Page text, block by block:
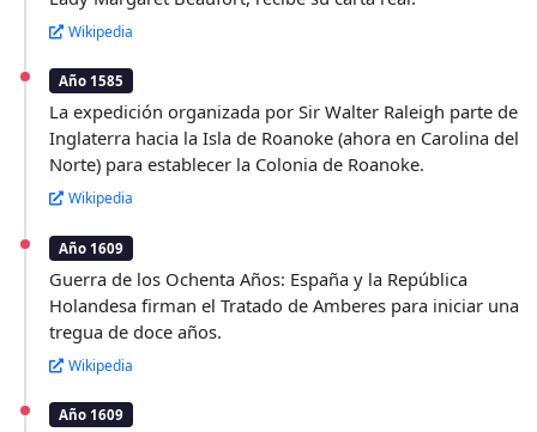
Wikipedia
Año 1585
La expedición organizada por Sir Walter Raleigh parte de
Inglaterra hacia la Isla de Roanoke (ahora en Carolina del
Norte) para establecer la Colonia de Roanoke.
Wikipedia
Año 1609
Guerra de los Ochenta Años: España y la República
Holandesa firman el Tratado de Amberes para iniciar una
tregua de doce años.
Wikipedia
Año 1609